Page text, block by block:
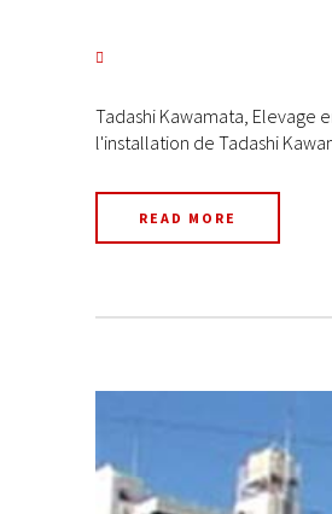
Tadashi Kawamata, Elevage
l'installation de Tadashi
READ MORE